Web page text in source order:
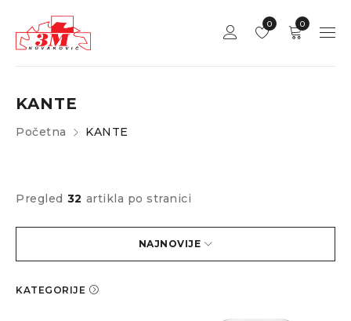
0
0
Početna KANTE
KANTE
KATEGORIJE
NAJNOVIJE
Pregled 32 artikla po stranici